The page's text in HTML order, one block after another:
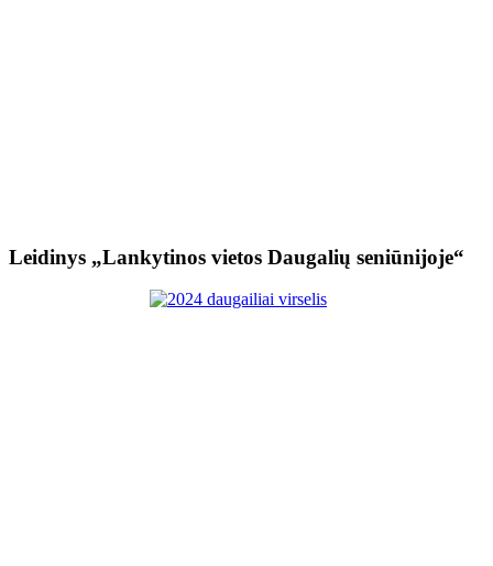
Leidinys „Lankytinos vietos Daugalių seniūnijoje“